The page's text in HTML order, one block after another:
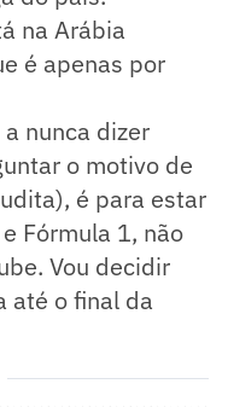
na Arábia
é apenas por
nunca dizer
o motivo de
é para estar
Fórmula 1, não
Vou decidir
até o final da